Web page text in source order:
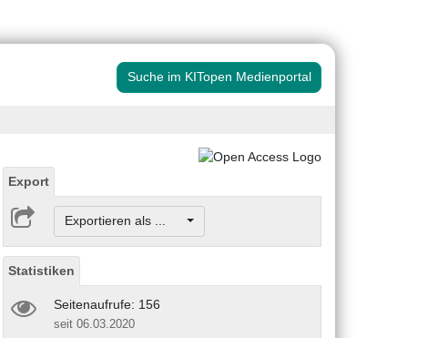
Suche im KITopen Medienportal
Export
Exportieren als ...
Statistiken
Seitenaufrufe: 156
seit 06.03.2020